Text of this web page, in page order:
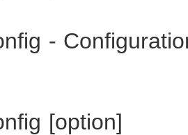
- Configuration
[option]